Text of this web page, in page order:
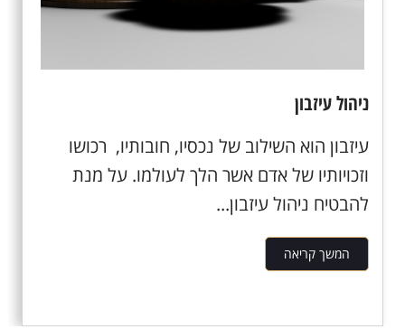
ניהול עיזבון
עיזבון הוא השילוב של נכסיו, חובותיו, רכושו
וזכויותיו של אדם אשר הלך לעולמו. על מנת
להבטיח ניהול עיזבון...
המשך קריאה